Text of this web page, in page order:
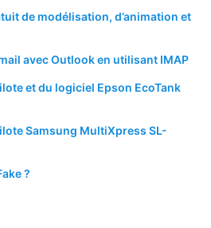
de modélisation, d’animation et
avec Outlook en utilisant IMAP
et du logiciel Epson EcoTank
Samsung MultiXpress SL-
?